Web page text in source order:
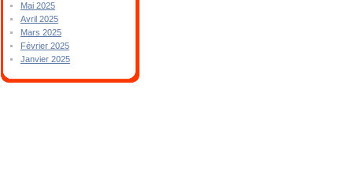
Mai 2025
Avril 2025
Mars 2025
Février 2025
Janvier 2025